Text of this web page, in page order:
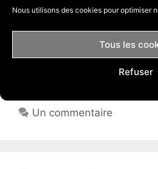
Nous utilisons des cookies pour optimiser
Tous les
Refuser
rentable. Afin de ne pas
réussir dans l’affiliation.
Un commentaire